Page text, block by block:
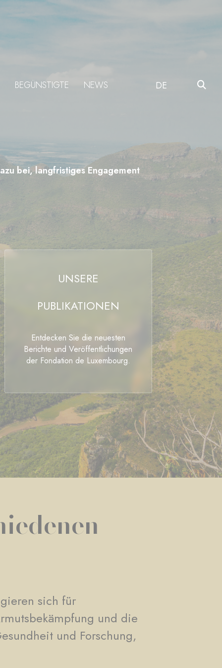
BEGÜNSTIGTE NEWS DE
bei, langfristiges Engagement
UNSERE
PUBLIKATIONEN
Entdecken Sie die neuesten
Berichte und Veröffentlichungen
der Fondation de Luxembourg.
sich für
und die
und Forschung,